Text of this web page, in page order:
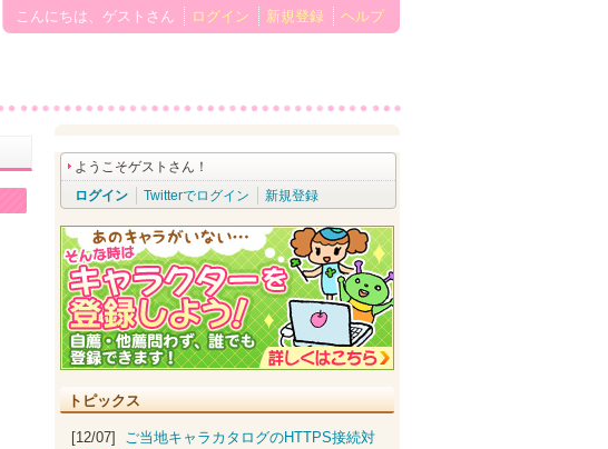
こんにちは、ゲストさん ログイン 新規登録 ヘルプ
ようこそゲストさん！
ログイン
Twitterでログイン 新規登録
トピックス
[12/07] ご当地キャラカタログのHTTPS接続対